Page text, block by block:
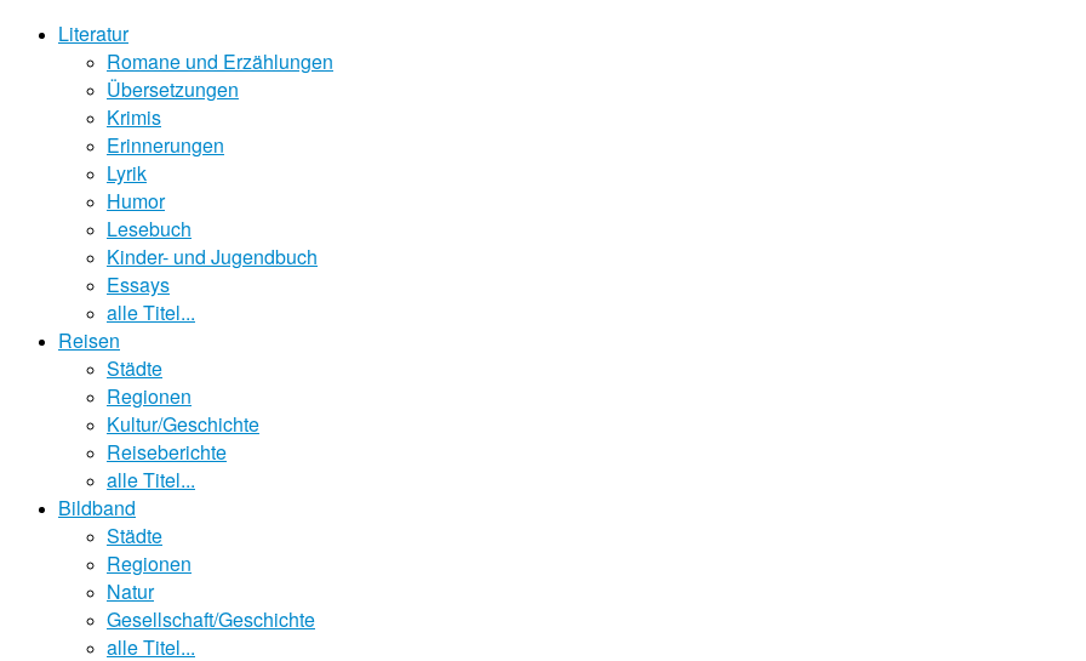
Literatur
Romane und Erzählungen
Übersetzungen
Krimis
Erinnerungen
Lyrik
Humor
Lesebuch
Kinder- und Jugendbuch
Essays
alle Titel...
Reisen
Städte
Regionen
Kultur/Geschichte
Reiseberichte
alle Titel...
Bildband
Städte
Regionen
Natur
Gesellschaft/Geschichte
alle Titel...